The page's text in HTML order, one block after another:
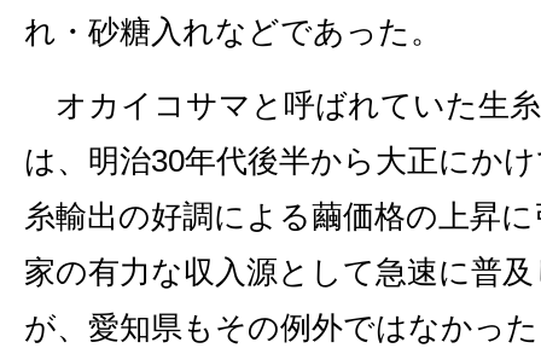
れ・砂糖入れなどであった。
オカイコサマと呼ばれていた生
は、明治30年代後半から大正にか
糸輸出の好調による繭価格の上昇
家の有力な収入源として急速に普
が、愛知県もその例外ではなかっ